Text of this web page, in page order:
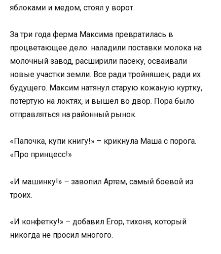
яблоками и медом, стоял у ворот.
За три года ферма Максима превратилась в
процветающее дело: наладили поставки молока на
молочный завод, расширили пасеку, осваивали
новые участки земли. Все ради тройняшек, ради их
будущего. Максим натянул старую кожаную куртку,
потертую на локтях, и вышел во двор. Пора было
отправляться на районный рынок.
«Папочка, купи книгу!» – крикнула Маша с порога.
«Про принцесс!»
«И машинку!» – завопил Артем, самый боевой из
троих.
«И конфетку!» – добавил Егор, тихоня, который
никогда не просил многого.